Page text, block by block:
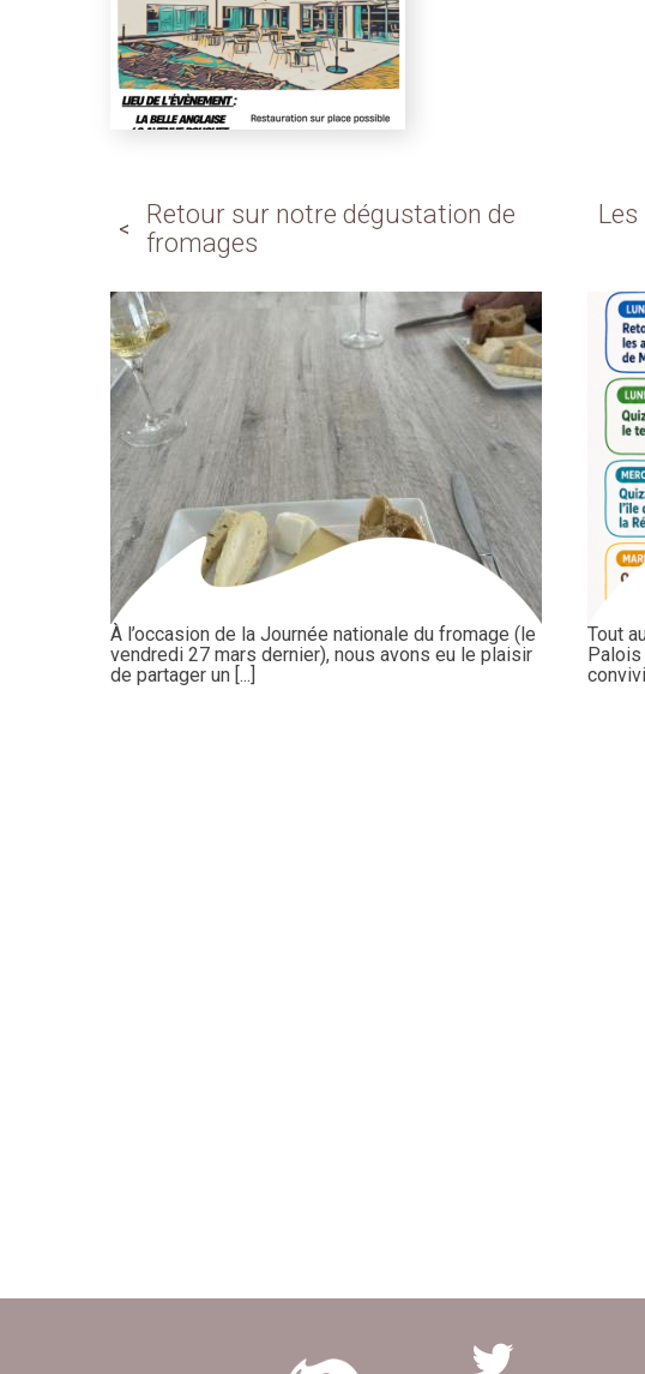
Retour sur notre dégustation de
fromages
À l’occasion de la Journée nationale du fromage (le
vendredi 27 mars dernier), nous avons eu le plaisir
de partager un [...]
Tout